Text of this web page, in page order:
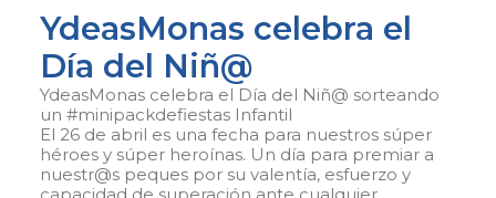
YdeasMonas celebra el
Día del Niñ@
YdeasMonas celebra el Día del Niñ@ sorteando
un #minipackdefiestas Infantil
El 26 de abril es una fecha para nuestros súper
héroes y súper heroínas. Un día para premiar a
nuestr@s peques por su valentía, esfuerzo y